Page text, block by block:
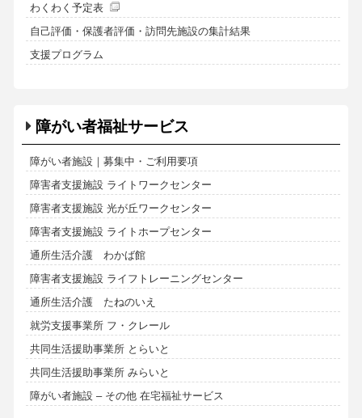
わくわく予定表
自己評価・保護者評価・訪問先施設の集計結果
支援プログラム
障がい者福祉サービス
障がい者施設｜募集中・ご利用要項
障害者支援施設 ライトワークセンター
障害者支援施設 光が丘ワークセンター
障害者支援施設 ライトホープセンター
通所生活介護 わかば館
障害者支援施設 ライフトレーニングセンター
通所生活介護 たねのいえ
就労支援事業所 フ・クレール
共同生活援助事業所 とらいと
共同生活援助事業所 みらいと
障がい者施設 – その他 在宅福祉サービス